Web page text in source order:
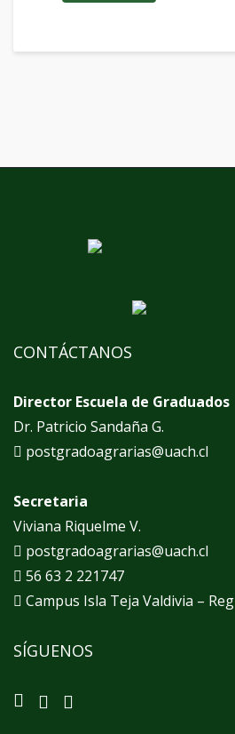
CONTÁCTANOS
Director Escuela de Graduados
Dr. Patricio Sandaña G.
postgradoagrarias@uach.cl
Secretaria
Viviana Riquelme V.
postgradoagrarias@uach.cl
56 63 2 221747
Campus Isla Teja Valdivia –
SÍGUENOS